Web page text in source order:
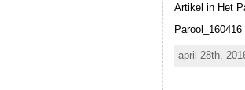
Artikel in Het
Parool_160416
april 28th,